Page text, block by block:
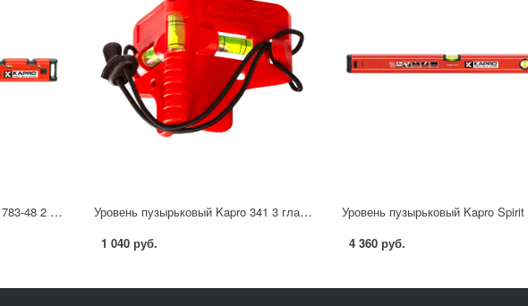
Уровень пузырьковый Kapro 783-48 2 глазка 480 мм Уровень пузырьковый Kapro 341 3 глазка магнитный 120 мм
1 040 руб. 4 360 руб.